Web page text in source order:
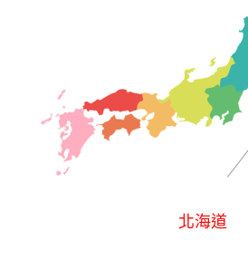
北海道